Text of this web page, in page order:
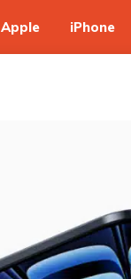
Apple iPhone